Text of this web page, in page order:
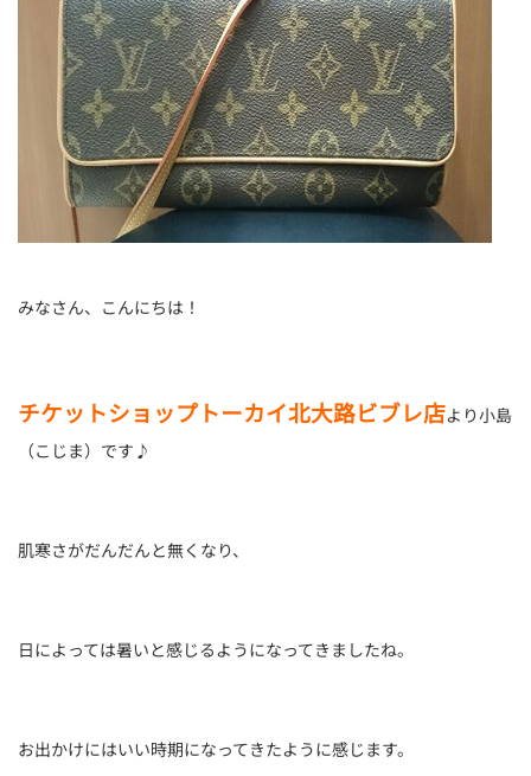
みなさん、こんにちは！
チケットショップトーカイ北大路ビブレ店より小島
（こじま）です♪
肌寒さがだんだんと無くなり、
日によっては暑いと感じるようになってきましたね。
お出かけにはいい時期になってきたように感じます。